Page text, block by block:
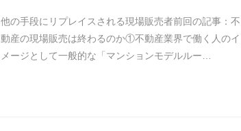
他の手段にリプレイスされる現場販売者前回の記事：不
動産の現場販売は終わるのか①不動産業界で働く人のイ
メージとして一般的な「マンションモデルルー…